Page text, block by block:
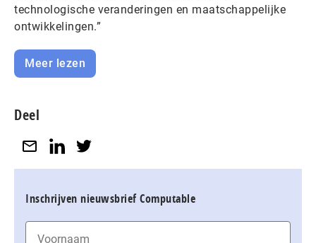
technologische veranderingen en maatschappelijke
ontwikkelingen.”
Meer lezen
Deel
Inschrijven nieuwsbrief Computable